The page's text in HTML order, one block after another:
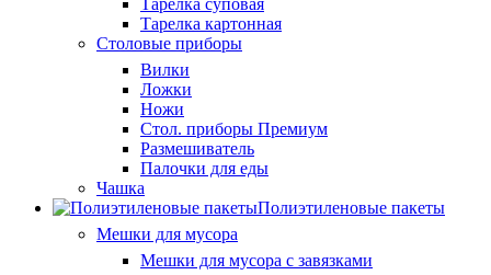
Тарелка картонная
Столовые приборы
Вилки
Ложки
Ножи
Стол. приборы Премиум
Размешиватель
Палочки для еды
Чашка
Полиэтиленовые пакеты
Мешки для мусора
Мешки для мусора с завязками